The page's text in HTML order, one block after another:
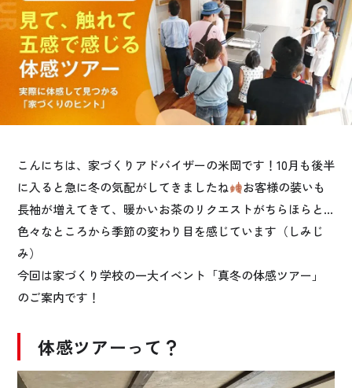
お悩み・相談事例
よくある質問
ご利用者の声・実例
お役立ち情報
公式SNSをチェック
YOUTUBE Instagram
プライバシーポリシー
こんにちは、家づくりアドバイザーの米岡です！10月も後半
に入ると急に冬の気配がしてきましたね
お客様の装いも
長袖が増えてきて、暖かいお茶のリクエストがちらほらと…
色々なところから季節の変わり目を感じています（しみじ
み）
今回は家づくり学校の一大イベント「真冬の体感ツアー」
のご案内です！
体感ツアーって？